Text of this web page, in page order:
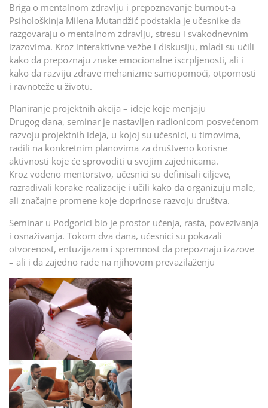
Briga o mentalnom zdravlju i prepoznavanje burnout-a
Psihološkinja Milena Mutandžić podstakla je učesnike da
razgovaraju o mentalnom zdravlju, stresu i svakodnevnim
izazovima. Kroz interaktivne vežbe i diskusiju, mladi su učili
kako da prepoznaju znake emocionalne iscrpljenosti, ali i
kako da razviju zdrave mehanizme samopomoći, otpornosti
i ravnoteže u životu.
Planiranje projektnih akcija – ideje koje menjaju
Drugog dana, seminar je nastavljen radionicom posvećenom
razvoju projektnih ideja, u kojoj su učesnici, u timovima,
radili na konkretnim planovima za društveno korisne
aktivnosti koje će sprovoditi u svojim zajednicama.
Kroz vođeno mentorstvo, učesnici su definisali ciljeve,
razrađivali korake realizacije i učili kako da organizuju male,
ali značajne promene koje doprinose razvoju društva.
Seminar u Podgorici bio je prostor učenja, rasta, povezivanja
i osnaživanja. Tokom dva dana, učesnici su pokazali
otvorenost, entuzijazam i spremnost da prepoznaju izazove
– ali i da zajedno rade na njihovom prevazilaženju